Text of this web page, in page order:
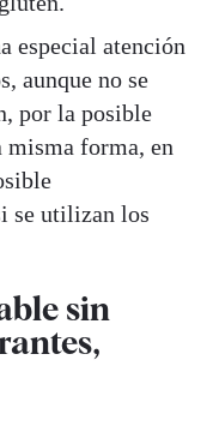
especial atención
aunque no se
por la posible
misma forma, en
se utilizan los
sin